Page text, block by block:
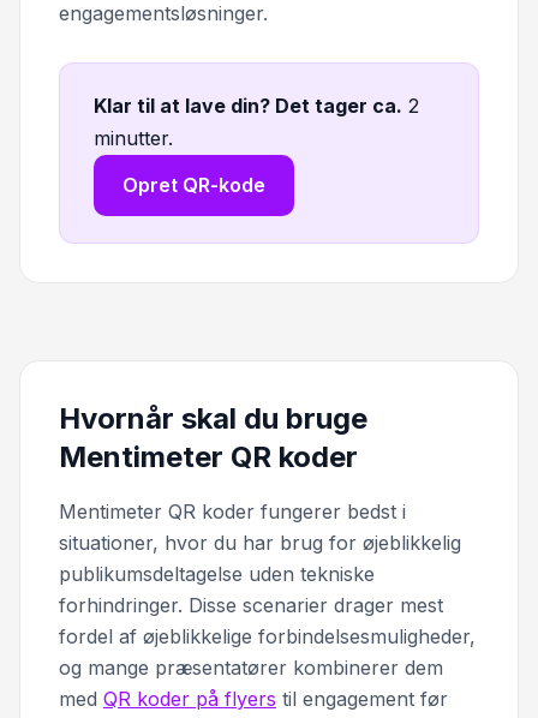
engagementsløsninger.
Klar til at lave din? Det tager ca. 2
minutter.
Opret QR-kode
Hvornår skal du bruge
Mentimeter QR koder
Mentimeter QR koder fungerer bedst i
situationer, hvor du har brug for øjeblikkelig
publikumsdeltagelse uden tekniske
forhindringer. Disse scenarier drager mest
fordel af øjeblikkelige forbindelsesmuligheder,
og mange præsentatører kombinerer dem
med QR koder på flyers til engagement før